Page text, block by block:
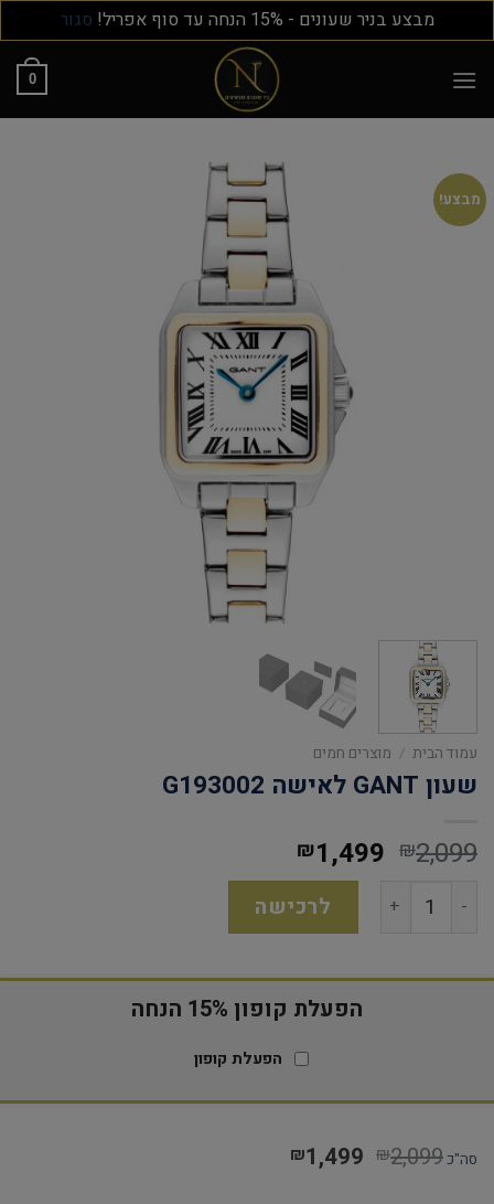
מבצע בניר שעונים - 15% הנחה עד סוף אפריל! סגור
0
מבצע!
עמוד הבית / מוצרים חמים
שעון GANT לאישה G193002
₪2,099
₪1,499
לרכישה
הפעלת קופון 15% הנחה
הפעלת קופון
סה"כ ₪2,099
₪1,499